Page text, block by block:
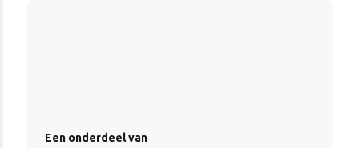
Een onderdeel van